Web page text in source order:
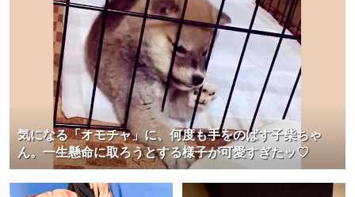
気になる「オモチャ」に、何度も手をのばす子柴ちゃ
ん。一生懸命に取ろうとする様子が可愛すぎたッ♡